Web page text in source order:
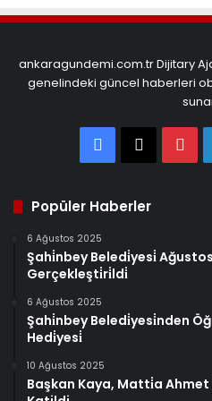
ankaragundemi.com.tr Dijitary
genelindeki güncel haberleri
Facebook
X
Popüler Haberler
6 Ağustos 2025
Şahi̇nbey Beledi̇yesi̇
Gerçekleşti̇ri̇ldi̇
6 Ağustos 2025
Şahi̇nbey Beledi̇yesi̇nden
Hedi̇yesi̇
10 Ağustos 2025
Başkan Kaya, Matti̇a